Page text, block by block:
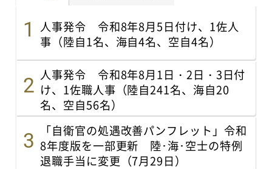
人事発令 令和8年8月5日付け、1佐人
事（陸自1名、海自4名、空自4名）
人事発令 令和8年8月1日・2日・3日付
け、1佐職人事（陸自241名、海自20
名、空自56名）
「自衛官の処遇改善パンフレット」令和
8年度版を一部更新 陸･海･空士の特例
退職手当に変更（7月29日）